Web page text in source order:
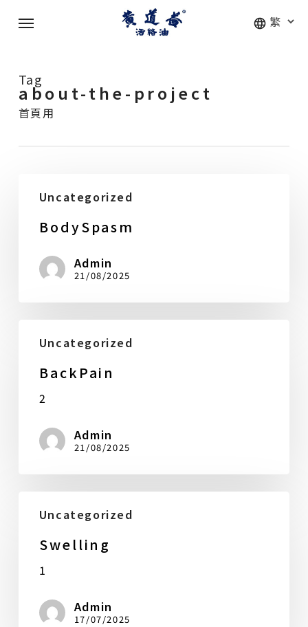
Menu
Tag
about-the-project
首頁用
Uncategorized
BodySpasm
Admin
21/08/2025
Uncategorized
BackPain
2
Admin
21/08/2025
Uncategorized
Swelling
1
Admin
17/07/2025